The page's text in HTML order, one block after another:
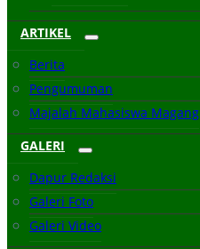
ARTIKEL
Berita
Pengumuman
Majalah Mahasiswa Magang
GALERI
Dapur Redaksi
Galeri Foto
Galeri Video